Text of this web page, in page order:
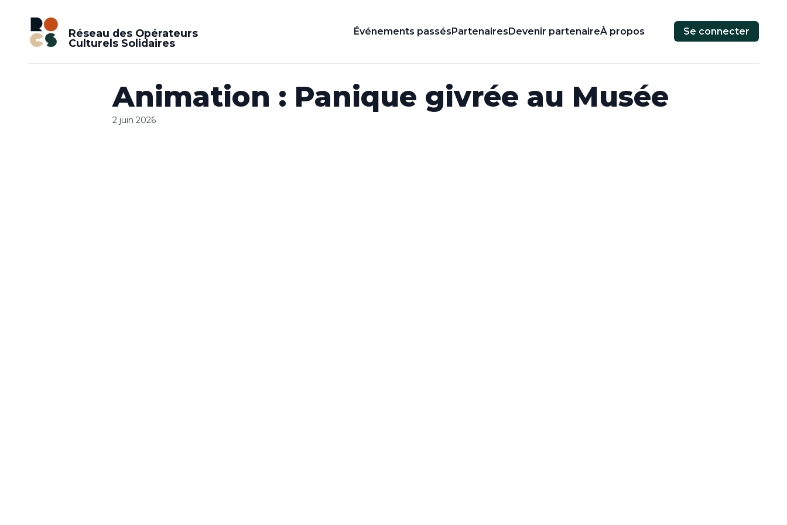
Réseau des Opérateurs
Culturels Solidaires
Événements passésPartenairesDevenir partenaireÀ propos Se connecter
Animation : Panique givrée au Musée
2 juin 2026